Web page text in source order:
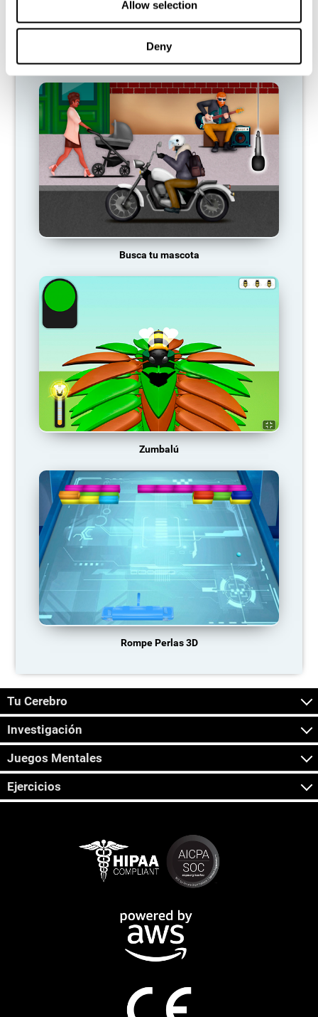
Allow selection
Deny
Carrera de Dragster
Busca tu mascota
Zumbalú
Rompe Perlas 3D
Tu Cerebro
Investigación
Juegos Mentales
Ejercicios